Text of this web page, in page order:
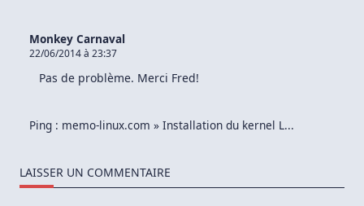
Monkey Carnaval
22/06/2014 à 23:37
Pas de problème. Merci Fred!
Ping : memo-linux.com » Installation du kernel L...
LAISSER UN COMMENTAIRE